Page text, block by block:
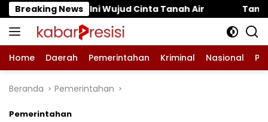
Langsung
ke
konten
Breaking News
Cinta Tanah Air Tanaman Tomat di Pungging
Home Daerah Pemerintahan Kriminal Nasional
Beranda Pemerintahan
Pemerintahan